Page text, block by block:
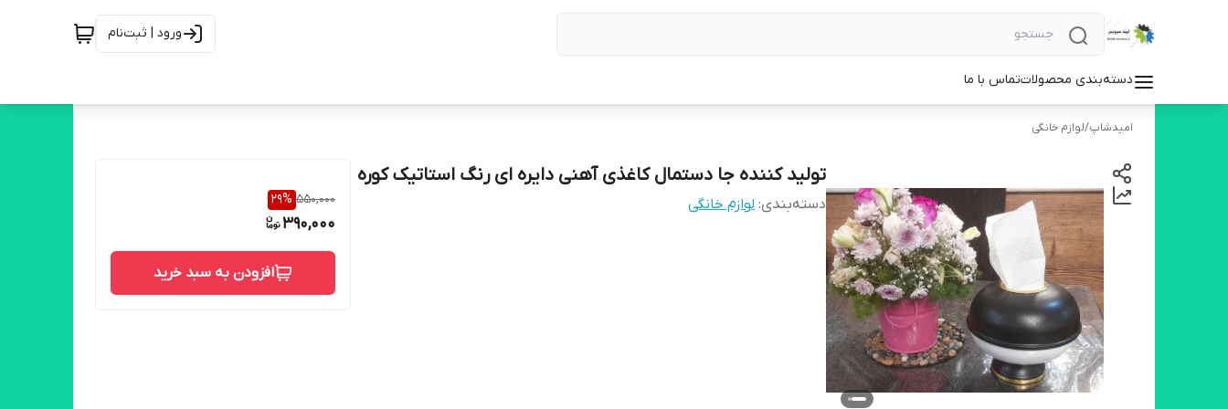
ورود | ثبت‌نام
دسته‌بندی محصولاتتماس با ما
امیدشاپ/لوازم خانگی
تولید کننده جا دستمال کاغذی آهنی دایره ای رنگ استاتیک کوره
دسته‌بندی: لوازم خانگی 550,000
29%
390,000
افزودن به سبد خرید